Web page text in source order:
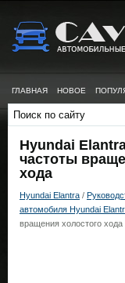
ГЛАВНАЯ НОВОЕ
Hyundai
частоты
хода
Hyundai Elantra /
автомобиля Hyundai
вращения холостого хода